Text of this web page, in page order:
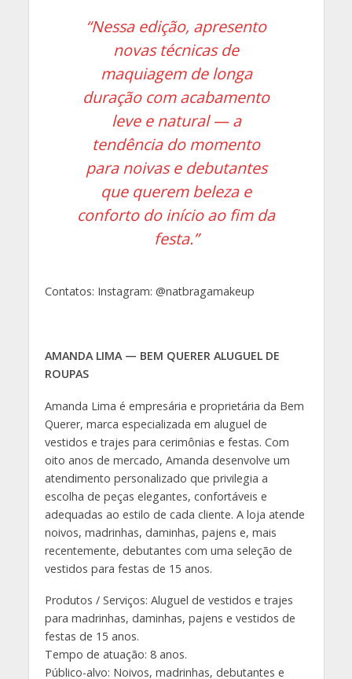
“Nessa edição, apresento
novas técnicas de
maquiagem de longa
duração com acabamento
leve e natural — a
tendência do momento
para noivas e debutantes
que querem beleza e
conforto do início ao fim da
festa.”
Contatos: Instagram: @natbragamakeup
AMANDA LIMA — BEM QUERER ALUGUEL DE
ROUPAS
Amanda Lima é empresária e proprietária da Bem
Querer, marca especializada em aluguel de
vestidos e trajes para cerimônias e festas. Com
oito anos de mercado, Amanda desenvolve um
atendimento personalizado que privilegia a
escolha de peças elegantes, confortáveis e
adequadas ao estilo de cada cliente. A loja atende
noivos, madrinhas, daminhas, pajens e, mais
recentemente, debutantes com uma seleção de
vestidos para festas de 15 anos.
Produtos / Serviços: Aluguel de vestidos e trajes
para madrinhas, daminhas, pajens e vestidos de
festas de 15 anos.
Tempo de atuação: 8 anos.
Público-alvo: Noivos, madrinhas, debutantes e